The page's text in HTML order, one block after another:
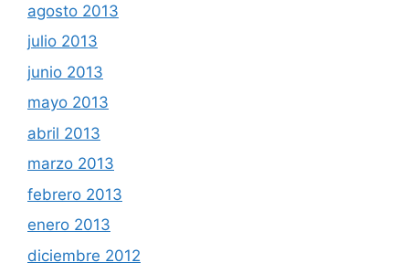
agosto 2013
julio 2013
junio 2013
mayo 2013
abril 2013
marzo 2013
febrero 2013
enero 2013
diciembre 2012